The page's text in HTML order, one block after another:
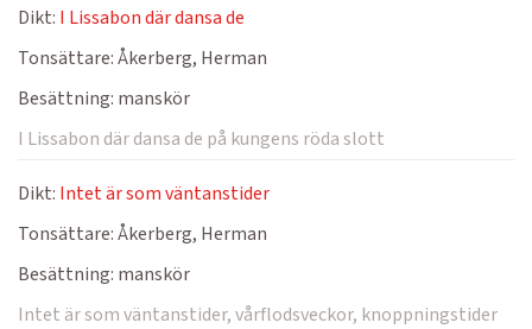
Dikt: I Lissabon där dansa de
Tonsättare:Åkerberg, Herman
Besättning: manskör
I Lissabon där dansa de på kungens röda slott
Dikt: Intet är som väntanstider
Tonsättare:Åkerberg, Herman
Besättning: manskör
Intet är som väntanstider, vårflodsveckor, knoppningstider